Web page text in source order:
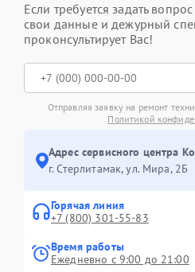
Если требуется задать
свои данные и дежурный
проконсультирует Вас!
Отправляя заявку на ремонт
Политикой
Адрес сервисного центра
г. Стерлитамак, ул. Мира, 2Б
Горячая линия
+7 (800) 301-55-83
Время работы
Ежедневно с 9:00 до 21:00